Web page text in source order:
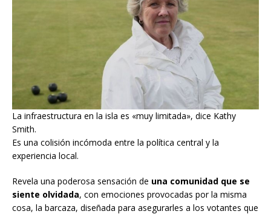
La infraestructura en la isla es «muy limitada», dice Kathy
Smith.
Es una colisión incómoda entre la política central y la
experiencia local.
Revela una poderosa sensación de una comunidad que se
siente olvidada, con emociones provocadas por la misma
cosa, la barcaza, diseñada para asegurarles a los votantes que